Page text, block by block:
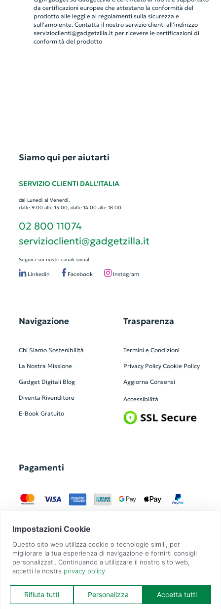
da certificazioni europee che attestano la conformità del
prodotto alle leggi e ai regolamenti sulla sicurezza e
sull'ambiente. Contatta il nostro servizio clienti all’indirizzo
servizioclienti@gadgetzilla.itper ricevere le certificazioni di
conformità del prodotto
Siamo qui per aiutarti
SERVIZIO CLIENTI DALL'ITALIA
dal Lunedì al Venerdì,
dalle 9.00 alle 13.00, dalle 14.00 alle 18.00
02 800 11074
servizioclienti@gadgetzilla.it
Seguici sui nostri canali social:
Linkedin Facebook Instagram
Navigazione
Chi Siamo Sostenibilità
La Nostra Missione
Gadget Digitali Blog
Diventa Rivenditore
E-Book Gratuito
Trasparenza
Termini e Condizioni
Privacy Policy Cookie Policy
Aggiorna Consensi
Accessibilità
Pagamenti
GadgetZilla è un Brand di Overbi S.r.l.| realizzato conContit | © 2026 Tutti
i diritti riservati | P.IVA: 09351560967